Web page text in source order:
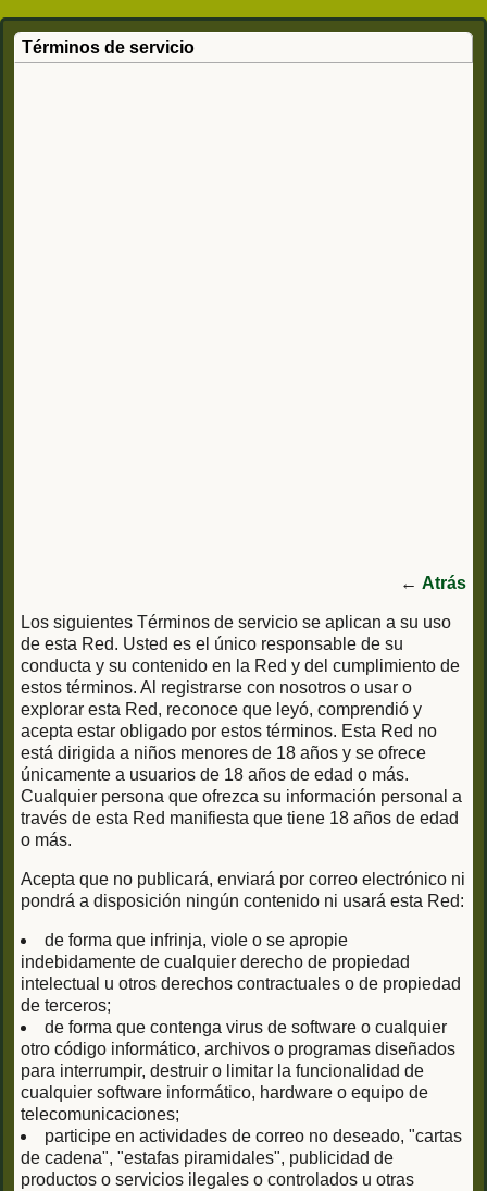
Términos de servicio
← Atrás
Los siguientes Términos de servicio se aplican a su uso
de esta Red. Usted es el único responsable de su
conducta y su contenido en la Red y del cumplimiento de
estos términos. Al registrarse con nosotros o usar o
explorar esta Red, reconoce que leyó, comprendió y
acepta estar obligado por estos términos. Esta Red no
está dirigida a niños menores de 18 años y se ofrece
únicamente a usuarios de 18 años de edad o más.
Cualquier persona que ofrezca su información personal a
través de esta Red manifiesta que tiene 18 años de edad
o más.
Acepta que no publicará, enviará por correo electrónico ni
pondrá a disposición ningún contenido ni usará esta Red:
de forma que infrinja, viole o se apropie
indebidamente de cualquier derecho de propiedad
intelectual u otros derechos contractuales o de propiedad
de terceros;
de forma que contenga virus de software o cualquier
otro código informático, archivos o programas diseñados
para interrumpir, destruir o limitar la funcionalidad de
cualquier software informático, hardware o equipo de
telecomunicaciones;
participe en actividades de correo no deseado, "cartas
de cadena", "estafas piramidales", publicidad de
productos o servicios ilegales o controlados u otras